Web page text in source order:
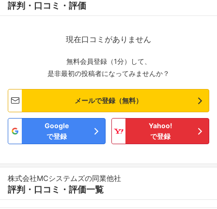
評判・口コミ・評価
現在口コミがありません
無料会員登録（1分）して、
是非最初の投稿者になってみませんか？
メールで登録（無料）
Google
で登録
Yahoo!
で登録
株式会社MCシステムズの同業他社
評判・口コミ・評価一覧